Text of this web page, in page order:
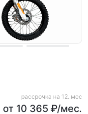
рассрочка на 12. мес
от 10 365 ₽/мес.